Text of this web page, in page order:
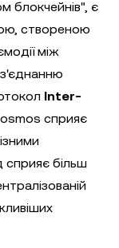
блокчейнів", є
створеною
між
Inter-
сприяє
сприяє більш